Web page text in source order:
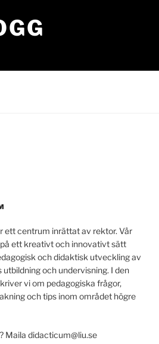
ett centrum inrättat av rektor. Vår
ett kreativt och innovativt sätt
och didaktisk utveckling av
och undervisning. I den
vi om pedagogiska frågor,
och tips inom området högre
Maila didacticum@liu.se